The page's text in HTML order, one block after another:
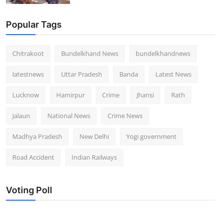
Popular Tags
Chitrakoot Bundelkhand News bundelkhandnews
latestnews Uttar Pradesh Banda Latest News
Lucknow Hamirpur Crime Jhansi Rath
Jalaun National News Crime News
Madhya Pradesh New Delhi Yogi government
Road Accident Indian Railways
Voting Poll